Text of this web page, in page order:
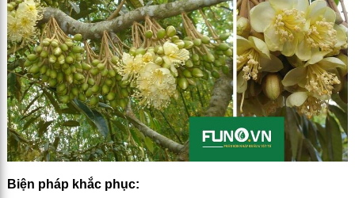
Biện pháp khắc phục: